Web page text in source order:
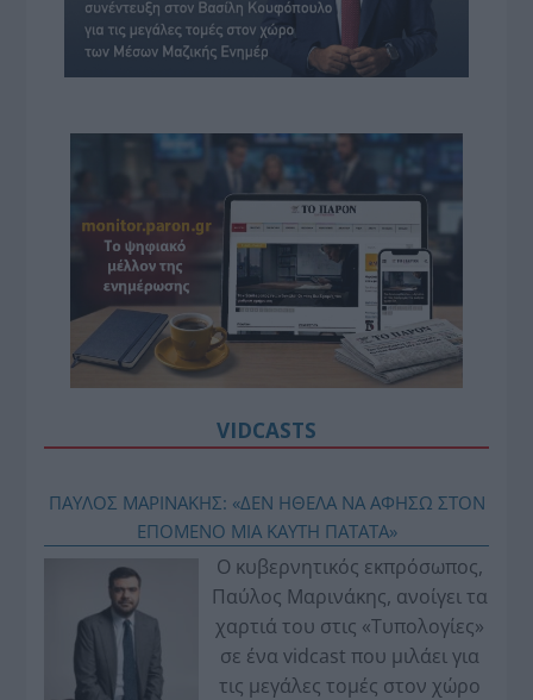
VIDCASTS
ΠΑΥΛΟΣ ΜΑΡΙΝΑΚΗΣ: «ΔΕΝ ΗΘΕΛΑ ΝΑ ΑΦΗΣΩ ΣΤΟΝ
ΕΠΟΜΕΝΟ ΜΙΑ ΚΑΥΤΗ ΠΑΤΑΤΑ»
Ο κυβερνητικός εκπρόσωπος,
Παύλος Μαρινάκης, ανοίγει τα
χαρτιά του στις «Τυπολογίες»
σε ένα vidcast που μιλάει για
τις μεγάλες τομές στον χώρο